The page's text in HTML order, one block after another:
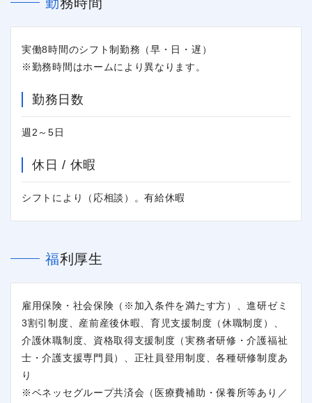
実働8時間のシフト制勤務（早・日・遅）
※勤務時間はホームにより異なります。
勤務日数
週2～5日
休日 / 休暇
シフトにより（応相談）。有給休暇
福利厚生
雇用保険・社会保険（※加入条件を満たす方）、進研ゼミ
3割引制度、産前産後休暇、育児支援制度（休職制度）、
介護休職制度、資格取得支援制度（実務者研修・介護福祉
士・介護支援専門員）、正社員登用制度、各種研修制度あ
り
※ベネッセグループ共済会（医療費補助・保養所等あり／